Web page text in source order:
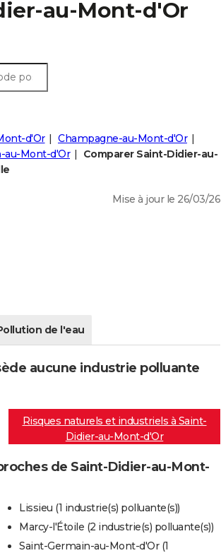
au-Mont-d'Or
d'Or
Champagne-au-Mont-d'Or
au-Mont-d'Or
Comparer Saint-Didier-au-
Mise à jour le 26/03/26
de l'eau
aucune industrie polluante
Risques naturels et industriels à Saint-
Didier-au-Mont-d'Or
de Saint-Didier-au-Mont-
Lissieu (1 industrie(s) polluante(s))
Marcy-l'Étoile (2 industrie(s) polluante(s))
Saint-Germain-au-Mont-d'Or (1